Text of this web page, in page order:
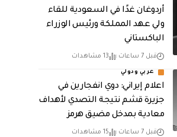
أردوغان غدًا في السعودية للقاء
ولي عهد المملكة ورئيس الوزراء
الباكستاني
قبل 7 ساعات 13 مشاهدات
عربي ودولي
اعلام إيراني: دوي انفجارين في
جزيرة قشم نتيجة التصدي لأهداف
معادية بمدخل مضيق هرمز
قبل 7 ساعات 15 مشاهدات